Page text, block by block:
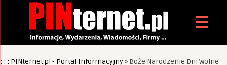
: : : PINternet.pl - Portal Informacyjny» Boże Narodzenie Dni Wolne